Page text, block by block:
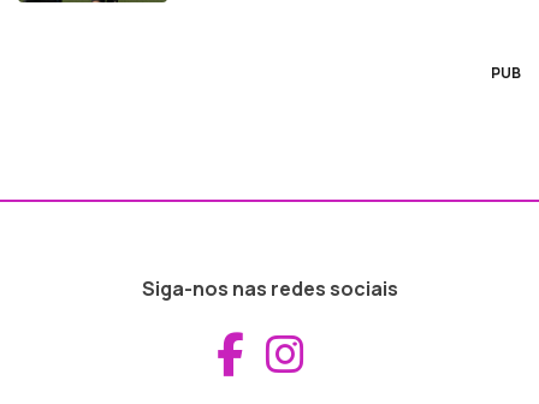
PUB
Siga-nos nas redes sociais
Aceder ao